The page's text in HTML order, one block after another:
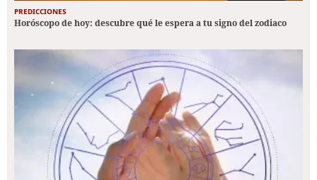
PREDICCIONES
Horóscopo de hoy: descubre qué le espera a tu signo del zodiaco